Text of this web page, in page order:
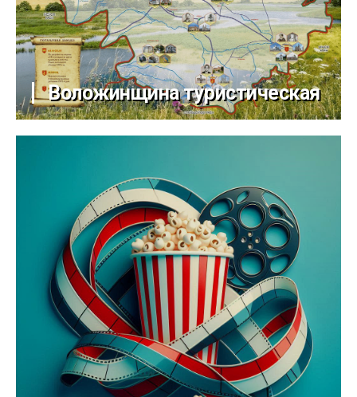
Воложинщина туристическая